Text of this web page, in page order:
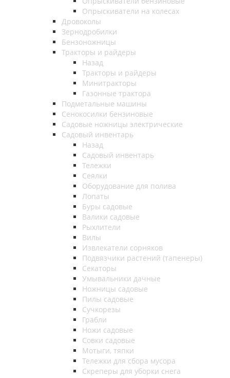
Опрыскиватели на колесах
Дровоколы
Зернодробилки
Бензоножницы
Тракторы и райдеры
Назад
Тракторы и райдеры
Минитракторы
Газонные трактора
Подметальные машины
Сенокосилки бензиновые
Садовые ножницы электрические
Садовый инвентарь
Назад
Садовый инвентарь
Тележки
Сеялки
Оборудование для полива
Лопаты
Буры садовые
Валики садовые
Рыхлители
Вилы
Извлекатели сорняков
Подвязчики растений (тапенеры)
Секаторы
Умывальники дачные
Ножницы садовые
Пилы садовые
Сучкорезы
Грабли
Ножи садовые
Совки садовые
Мотыги, тяпки
Тележки для сбора мусора
Скреперы для уборки снега